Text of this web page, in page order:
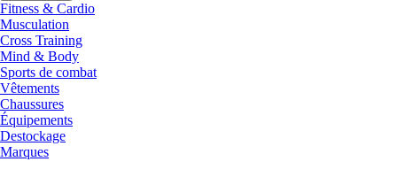
Fitness & Cardio
Musculation
Cross Training
Mind & Body
Sports de combat
Vêtements
Chaussures
Équipements
Destockage
Marques